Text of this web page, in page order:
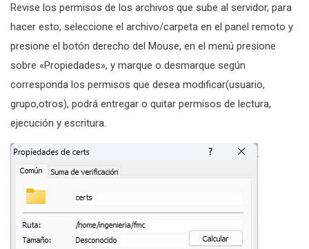
Revise los permisos de los archivos que sube al servidor, para
hacer esto, seleccione el archivo/carpeta en el panel remoto y
presione el botón derecho del Mouse, en el menú presione
sobre «Propiedades», y marque o desmarque según
corresponda los permisos que desea modificar(usuario,
grupo,otros), podrá entregar o quitar permisos de lectura,
ejecución y escritura.